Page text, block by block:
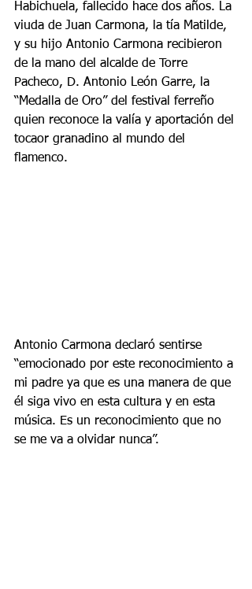
Habichuela, fallecido hace dos años. La
viuda de Juan Carmona, la tía Matilde,
y su hijo Antonio Carmona recibieron
de la mano del alcalde de Torre
Pacheco, D. Antonio León Garre, la
“Medalla de Oro” del festival ferreño
quien reconoce la valía y aportación del
tocaor granadino al mundo del
flamenco.
Antonio Carmona declaró sentirse
“emocionado por este reconocimiento a
mi padre ya que es una manera de que
él siga vivo en esta cultura y en esta
música. Es un reconocimiento que no
se me va a olvidar nunca”.